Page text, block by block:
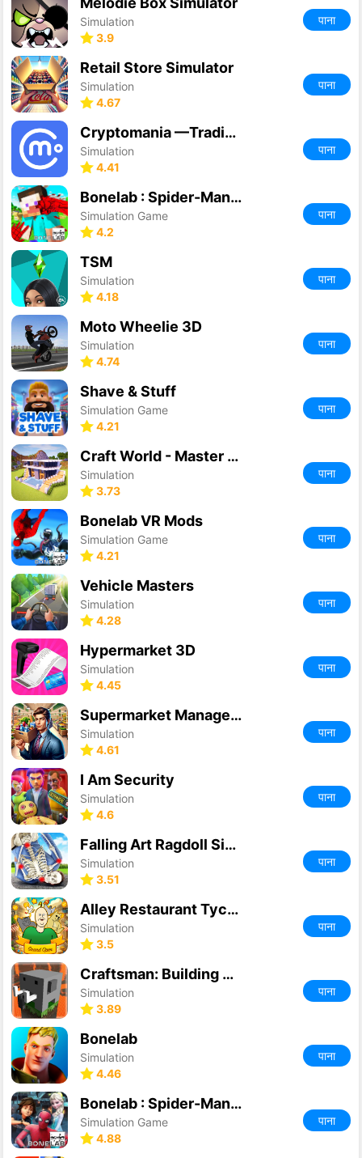
Simulation
3.9
पाना
Retail Store Simulator
Simulation
4.67
पाना
Cryptomania —Trading Simulator
Simulation
4.41
पाना
Bonelab : Spider-Man VS Minecraft
Simulation Game
4.2
पाना
TSM
Simulation
4.18
पाना
Moto Wheelie 3D
Simulation
4.74
पाना
Shave & Stuff
Simulation Game
4.21
पाना
Craft World - Master Block 3D
Simulation
3.73
पाना
Bonelab VR Mods
Simulation Game
4.21
पाना
Vehicle Masters
Simulation
4.28
पाना
Hypermarket 3D
Simulation
4.45
पाना
Supermarket Manager Simulator
Simulation
4.61
पाना
I Am Security
Simulation
4.6
पाना
Falling Art Ragdoll Simulator
Simulation
3.51
पाना
Alley Restaurant Tycoon
Simulation
3.5
पाना
Craftsman: Building Craft
Simulation
3.89
पाना
Bonelab
Simulation
4.46
पाना
Bonelab : Spider-Man VR
Simulation Game
4.88
पाना